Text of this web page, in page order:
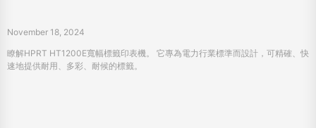
November 18, 2024
瞭解HPRT HT1200E寬幅標籤印表機。 它專為電力行業標準而設計，可精確、快
速地提供耐用、多彩、耐候的標籤。